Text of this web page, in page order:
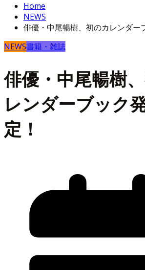
Home
NEWS
俳優・中尾暢樹、初のカレンダー
NEWS書籍・雑誌
俳優・中尾暢樹
レンダーブック
定！